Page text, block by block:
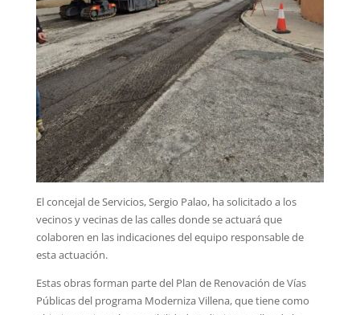
El concejal de Servicios, Sergio Palao, ha solicitado a los
vecinos y vecinas de las calles donde se actuará que
colaboren en las indicaciones del equipo responsable de
esta actuación.
Estas obras forman parte del Plan de Renovación de Vías
Públicas del programa Moderniza Villena, que tiene como